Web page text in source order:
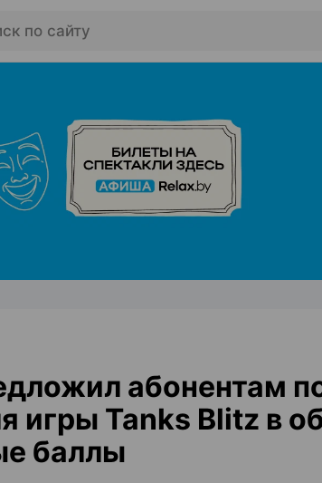
по сайту
ЭФФЕКТИВНАЯ РЕКЛАМА НА САЙТЕ
абонентам
игры Tanks Blitz в
баллы